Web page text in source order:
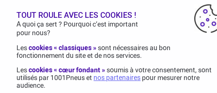
TOUT ROULE AVEC LES COOKIES !
A quoi ça sert ? Pourquoi c’est important
pour nous?
Lescookies « classiques »sont nécessaires au bon
fonctionnement du site et de nos services.
Lescookies « cœur fondant » soumis à votre consentement, sont
utilisés par 1001Pneus et nos partenaires pour mesurer notre
audience.